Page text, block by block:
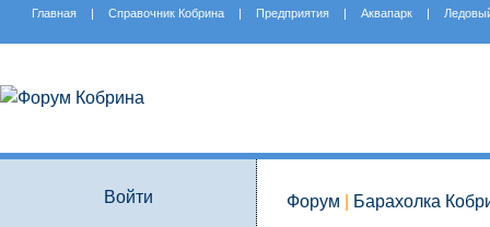
Главная | Справочник Кобрина | Предприятия | Аквапарк |
Войти Форум Барахолка